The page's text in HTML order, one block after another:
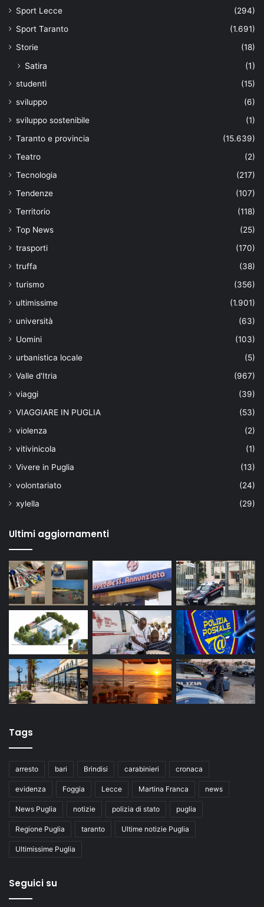
Sport Lecce
(294)
Sport Taranto
(1.691)
Storie
(18)
Satira (1)
studenti
(15)
sviluppo
(6)
sviluppo sostenibile
(1)
Taranto e provincia
(15.639)
Teatro
(2)
Tecnologia
(217)
Tendenze
(107)
Territorio
(118)
Top News
(25)
trasporti
(170)
truffa
(38)
turismo
(356)
ultimissime
(1.901)
università
(63)
Uomini
(103)
urbanistica locale
(5)
Valle d'Itria
(967)
viaggi
(39)
VIAGGIARE IN PUGLIA
(53)
violenza
(2)
vitivinicola
(1)
Vivere in Puglia
(13)
volontariato
(24)
xylella
(29)
Ultimi aggiornamenti
Tags
arresto bari Brindisi carabinieri cronaca
evidenza Foggia Lecce Martina Franca news
News Puglia notizie polizia di stato puglia
Regione Puglia taranto Ultime notizie Puglia
Ultimissime Puglia
Seguici su